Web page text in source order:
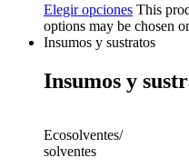
Elegir opciones This
options may be chosen
Insumos y sustratos
Insumos y
Ecosolventes/
solventes